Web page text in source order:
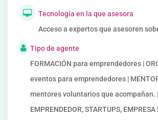
Tecnología en la que asesora
Acceso a expertos que asesoren
Tipo de agente
FORMACIÓN para emprendedores |
eventos para emprendedores |
mentores voluntarios que acompañan. |
EMPRENDEDOR, STARTUPS, EMPRESA